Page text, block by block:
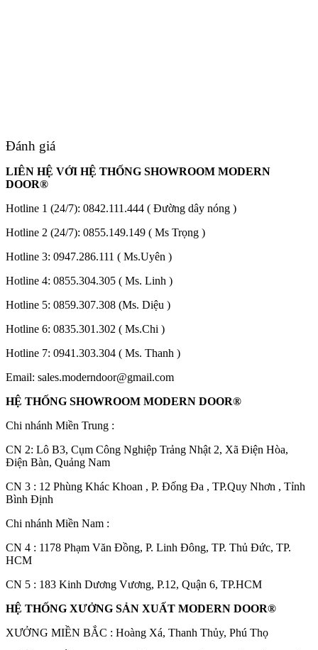
Liên Hệ
Đánh giá
LIÊN HỆ VỚI HỆ THỐNG SHOWROOM MODERN
DOOR®
Hotline 1 (24/7): 0842.111.444 ( Đường dây nóng )
Hotline 2 (24/7): 0855.149.149 ( Ms Trọng )
Hotline 3: 0947.286.111 ( Ms.Uyên )
Hotline 4: 0855.304.305 ( Ms. Linh )
Hotline 5: 0859.307.308 (Ms. Diệu )
Hotline 6: 0835.301.302 ( Ms.Chi )
Hotline 7: 0941.303.304 ( Ms. Thanh )
Email: sales.moderndoor@gmail.com
HỆ THỐNG SHOWROOM MODERN DOOR®
Chi nhánh Miền Trung :
CN 2: Lô B3, Cụm Công Nghiệp Trảng Nhật 2, Xã Điện Hòa,
Điện Bàn, Quảng Nam
CN 3 : 12 Phùng Khác Khoan , P. Đống Đa , TP.Quy Nhơn , Tỉnh
Bình Định
Chi nhánh Miền Nam :
CN 4 : 1178 Phạm Văn Đồng, P. Linh Đông, TP. Thủ Đức, TP.
HCM
CN 5 : 183 Kinh Dương Vương, P.12, Quận 6, TP.HCM
HỆ THỐNG XƯỞNG SẢN XUẤT MODERN DOOR®
XƯỞNG MIỀN BẮC : Hoàng Xá, Thanh Thủy, Phú Thọ